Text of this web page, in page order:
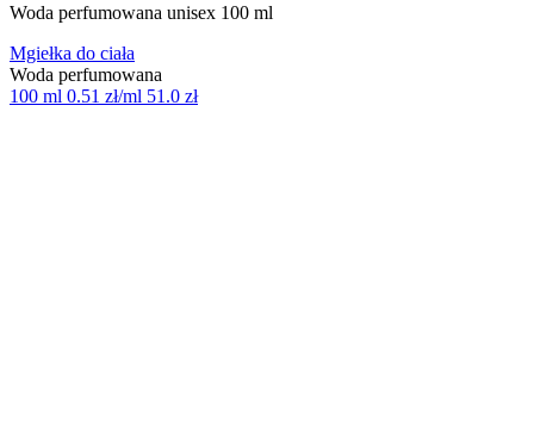
Woda perfumowana unisex 100 ml
Mgiełka do ciała
Woda perfumowana
100 ml 0.51 zł/ml 51.0 zł